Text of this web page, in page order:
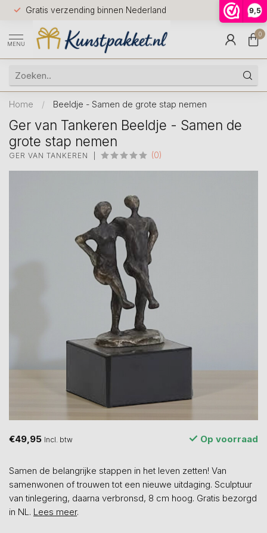
9,5
Gratis verzending binnen Nederland
Voor
huis
9.5
MENU
0
Home / Beeldje - Samen de grote stap nemen
Ger van Tankeren Beeldje - Samen de
grote stap nemen
GER VAN TANKEREN (0)
€49,95 Incl. btw Op voorraad
Samen de belangrijke stappen in het leven zetten! Van
samenwonen of trouwen tot een nieuwe uitdaging. Sculptuur
van tinlegering, daarna verbronsd, 8 cm hoog. Gratis bezorgd
in NL. Lees meer.